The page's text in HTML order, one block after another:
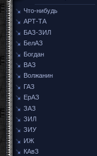
Что-нибудь
АРТ-ТА
БАЗ-ЗИЛ
БелАЗ
Богдан
ВАЗ
Волжанин
ГАЗ
ЕрАЗ
ЗАЗ
ЗИЛ
ЗИУ
ИЖ
КАвЗ